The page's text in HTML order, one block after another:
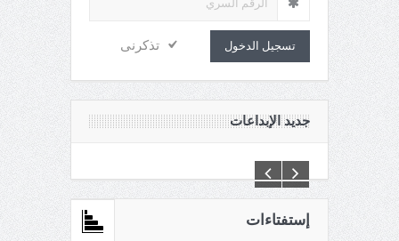
تسجيل الدخول تذكرنى
جديد الإبداعات
إستفتاءات